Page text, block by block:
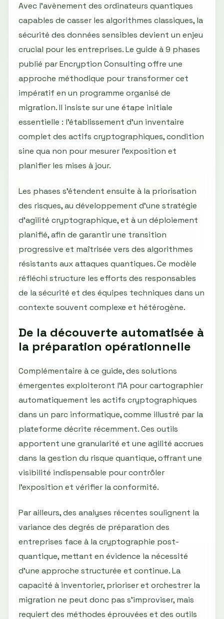
Avec l’avènement des ordinateurs quantiques
capables de casser les algorithmes classiques, la
sécurité des données sensibles devient un enjeu
crucial pour les entreprises. Le guide à 9 phases
publié par Encryption Consulting offre une
approche méthodique pour transformer cet
impératif en un programme organisé de
migration. Il insiste sur une étape initiale
essentielle : l’établissement d’un inventaire
complet des actifs cryptographiques, condition
sine qua non pour mesurer l’exposition et
planifier les mises à jour.
Les phases s’étendent ensuite à la priorisation
des risques, au développement d’une stratégie
d’agilité cryptographique, et à un déploiement
planifié, afin de garantir une transition
progressive et maîtrisée vers des algorithmes
résistants aux attaques quantiques. Ce modèle
réfléchi structure les efforts des responsables
de la sécurité et des équipes techniques dans un
contexte souvent complexe et hétérogène.
De la découverte automatisée à
la préparation opérationnelle
Complémentaire à ce guide, des solutions
émergentes exploiteront l’IA pour cartographier
automatiquement les actifs cryptographiques
dans un parc informatique, comme illustré par la
plateforme décrite récemment. Ces outils
apportent une granularité et une agilité accrues
dans la gestion du risque quantique, offrant une
visibilité indispensable pour contrôler
l’exposition et vérifier la conformité.
Par ailleurs, des analyses récentes soulignent la
variance des degrés de préparation des
entreprises face à la cryptographie post-
quantique, mettant en évidence la nécessité
d’une approche structurée et continue. La
capacité à inventorier, prioriser et orchestrer la
migration ne peut donc pas s’improviser, mais
requiert des méthodes éprouvées et des outils